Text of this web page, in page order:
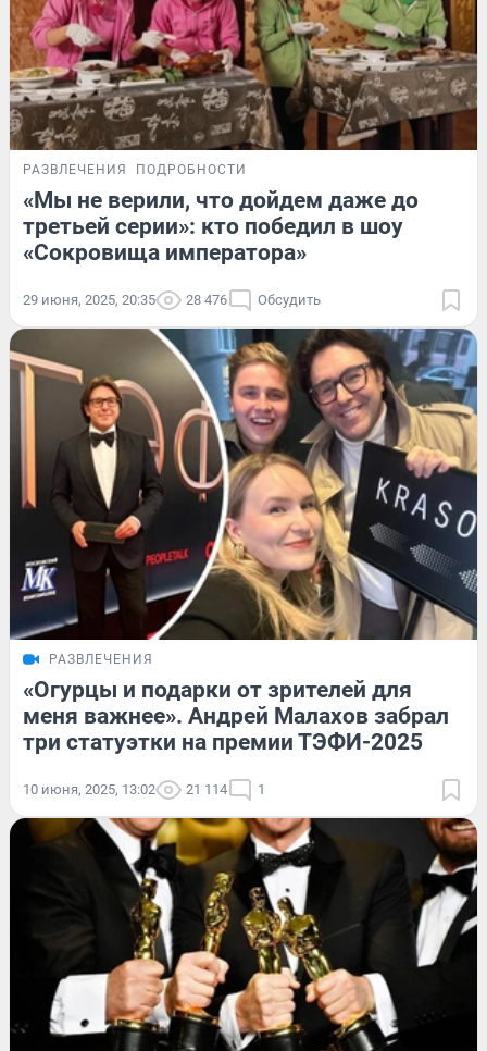
РАЗВЛЕЧЕНИЯ ПОДРОБНОСТИ
«Мы не верили, что дойдем даже до
третьей серии»: кто победил в шоу
«Сокровища императора»
29 июня, 2025, 20:35 28 476 Обсудить
РАЗВЛЕЧЕНИЯ
«Огурцы и подарки от зрителей для
меня важнее». Андрей Малахов забрал
три статуэтки на премии ТЭФИ-2025
10 июня, 2025, 13:02 21 114 1